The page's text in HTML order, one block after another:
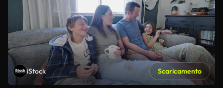
iStock Scaricamento